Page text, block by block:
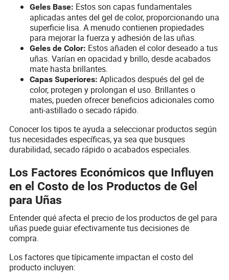
Geles Base: Estos son capas fundamentales
aplicadas antes del gel de color, proporcionando una
superficie lisa. A menudo contienen propiedades
para mejorar la fuerza y adhesión de las uñas.
Geles de Color: Estos añaden el color deseado a tus
uñas. Varían en opacidad y brillo, desde acabados
mate hasta brillantes.
Capas Superiores: Aplicados después del gel de
color, protegen y prolongan el uso. Brillantes o
mates, pueden ofrecer beneficios adicionales como
anti-astillado o secado rápido.
Conocer los tipos te ayuda a seleccionar productos según
tus necesidades específicas, ya sea que busques
durabilidad, secado rápido o acabados especiales.
Los Factores Económicos que Influyen
en el Costo de los Productos de Gel
para Uñas
Entender qué afecta el precio de los productos de gel para
uñas puede guiar efectivamente tus decisiones de
compra.
Los factores que típicamente impactan el costo del
producto incluyen: